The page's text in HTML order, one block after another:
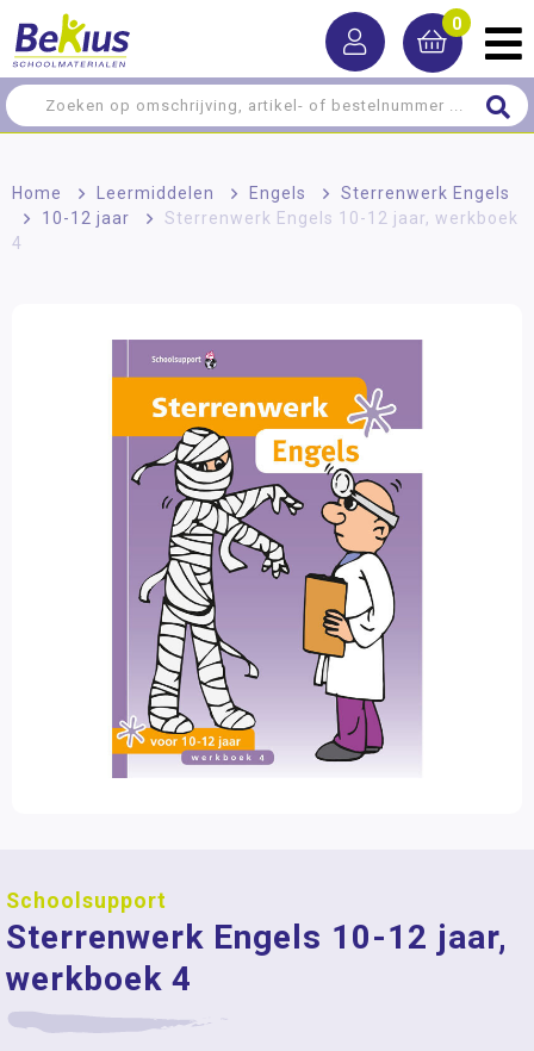
0
Home > Leermiddelen > Engels >
Sterrenwerk Engels
>
10-12 jaar >
Sterrenwerk Engels 10-12 jaar, werkboek
4
Schoolsupport
Sterrenwerk Engels 10-12 jaar,
werkboek 4